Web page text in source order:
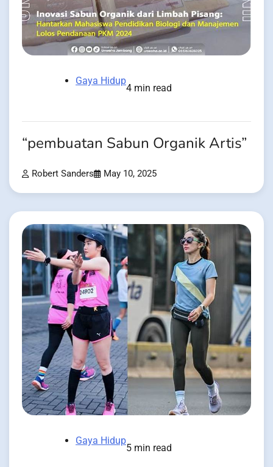
Gaya Hidup
4 min read
“pembuatan Sabun Organik Artis”
Robert Sanders May 10, 2025
Gaya Hidup
5 min read